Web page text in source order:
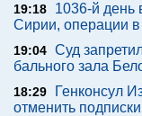
19:18
1036-й день
Сирии, операции
19:04 Суд
бального зала
18:29
Генконсул
отменить